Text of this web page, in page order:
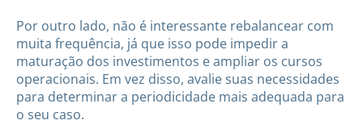
Por outro lado, não é interessante rebalancear com
muita frequência, já que isso pode impedir a
maturação dos investimentos e ampliar os cursos
operacionais. Em vez disso, avalie suas necessidades
para determinar a periodicidade mais adequada para
o seu caso.